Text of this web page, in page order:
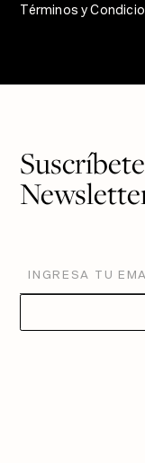
Términos y